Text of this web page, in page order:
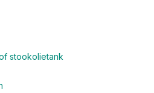
stookolietank